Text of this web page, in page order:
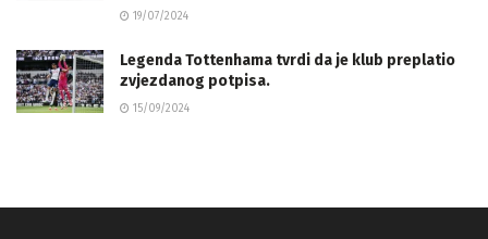
19/07/2024
Legenda Tottenhama tvrdi da je klub preplatio
zvjezdanog potpisa.
15/09/2024